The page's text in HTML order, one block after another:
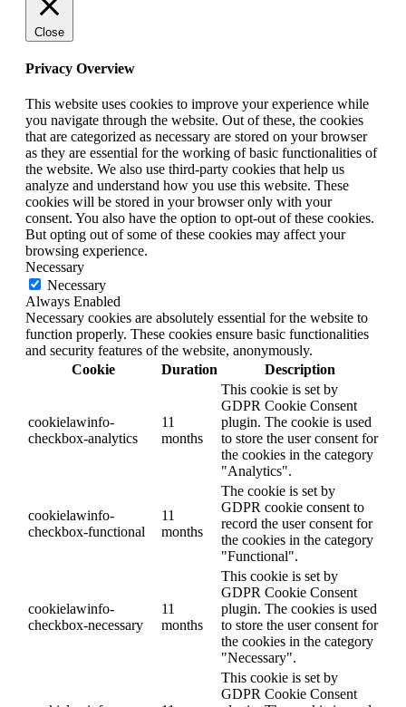
Close
Privacy Overview
This website uses cookies to improve your experience while
you navigate through the website. Out of these, the cookies
that are categorized as necessary are stored on your browser
as they are essential for the working of basic functionalities of
the website. We also use third-party cookies that help us
analyze and understand how you use this website. These
cookies will be stored in your browser only with your
consent. You also have the option to opt-out of these cookies.
But opting out of some of these cookies may affect your
browsing experience.
Necessary
Necessary
Always Enabled
Necessary cookies are absolutely essential for the website to
function properly. These cookies ensure basic functionalities
and security features of the website, anonymously.
Cookie
Duration Description
cookielawinfo-
checkbox-analytics
11
months
This cookie is set by
GDPR Cookie Consent
plugin. The cookie is used
to store the user consent for
the cookies in the category
"Analytics".
cookielawinfo-
checkbox-functional
11
months
The cookie is set by
GDPR cookie consent to
record the user consent for
the cookies in the category
"Functional".
cookielawinfo-
checkbox-necessary
11
months
This cookie is set by
GDPR Cookie Consent
plugin. The cookies is used
to store the user consent for
the cookies in the category
"Necessary".
This cookie is set by
GDPR Cookie Consent